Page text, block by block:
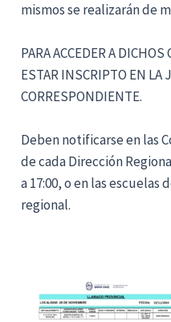
mismos se realizarán de
PARA ACCEDER A
ESTAR INSCRIPTO EN LA
CORRESPONDIENTE.
Deben notificarse en las
de cada Dirección
a 17:00, o en las
regional.